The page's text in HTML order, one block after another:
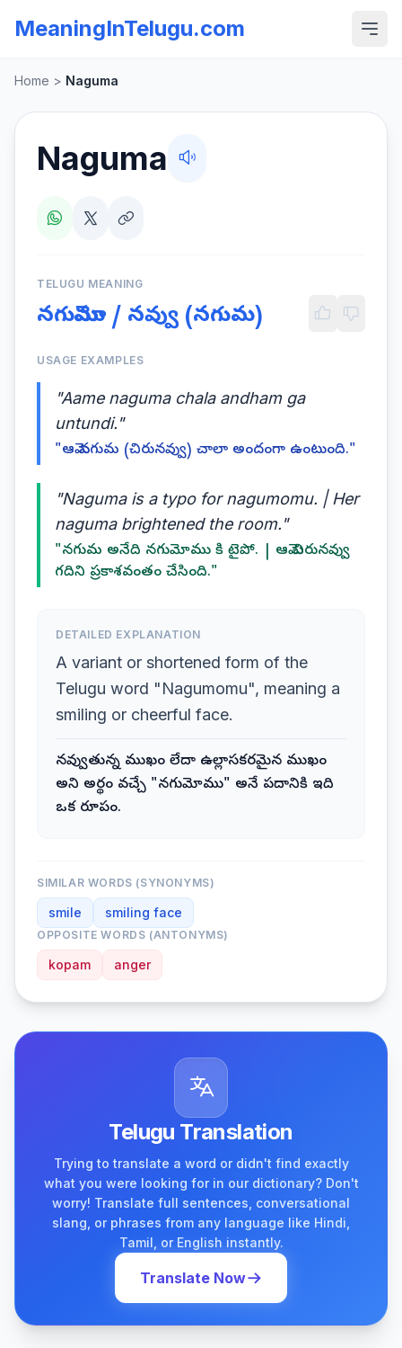
MeaningInTelugu.com
Home > Naguma
Naguma
TELUGU MEANING
నగుమోము / నవ్వు (నగుమ)
USAGE EXAMPLES
"Aame naguma chala andham ga
untundi."
"ఆమె నగుమ (చిరునవ్వు) చాలా అందంగా ఉంటుంది."
"Naguma is a typo for nagumomu. | Her
naguma brightened the room."
"నగుమ అనేది నగుమోము కి టైపో. | ఆమె చిరునవ్వు
గదిని ప్రకాశవంతం చేసింది."
DETAILED EXPLANATION
A variant or shortened form of the
Telugu word "Nagumomu", meaning a
smiling or cheerful face.
నవ్వుతున్న ముఖం లేదా ఉల్లాసకరమైన ముఖం
అని అర్థం వచ్చే "నగుమోము" అనే పదానికి ఇది
ఒక రూపం.
SIMILAR WORDS (SYNONYMS)
smile smiling face
OPPOSITE WORDS (ANTONYMS)
kopam anger
Telugu Translation
Trying to translate a word or didn't find exactly
what you were looking for in our dictionary? Don't
worry! Translate full sentences, conversational
slang, or phrases from any language like Hindi,
Tamil, or English instantly.
Translate Now